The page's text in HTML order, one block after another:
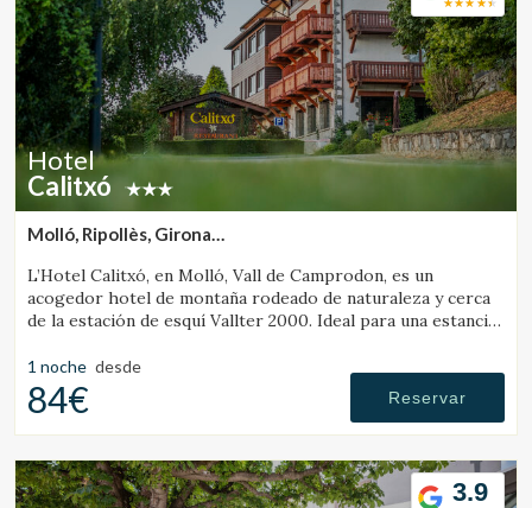
Hotel
Calitxó
Molló, Ripollès, Girona
L’Hotel Calitxó, en Molló, Vall de Camprodon, es un
acogedor hotel de montaña rodeado de naturaleza y cerca
de la estación de esquí Vallter 2000. Ideal para una estancia
1 noche desde
84€ Reservar
3.9
de navegación en el sitio web y mostrar publicidad
relacionada con el perfil de navegación del usuario.